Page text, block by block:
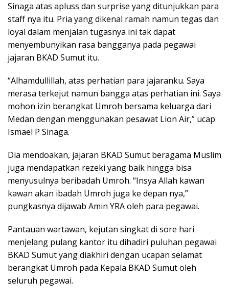
Sinaga atas apluss dan surprise yang ditunjukkan para
staff nya itu. Pria yang dikenal ramah namun tegas dan
loyal dalam menjalan tugasnya ini tak dapat
menyembunyikan rasa bangganya pada pegawai
jajaran BKAD Sumut itu.
“Alhamdullillah, atas perhatian para jajaranku. Saya
merasa terkejut namun bangga atas perhatian ini. Saya
mohon izin berangkat Umroh bersama keluarga dari
Medan dengan menggunakan pesawat Lion Air,” ucap
Ismael P Sinaga.
Dia mendoakan, jajaran BKAD Sumut beragama Muslim
juga mendapatkan rezeki yang baik hingga bisa
menyusulnya beribadah Umroh. “Insya Allah kawan
kawan akan ibadah Umroh juga ke depan nya,”
pungkasnya dijawab Amin YRA oleh para pegawai.
Pantauan wartawan, kejutan singkat di sore hari
menjelang pulang kantor itu dihadiri puluhan pegawai
BKAD Sumut yang diakhiri dengan ucapan selamat
berangkat Umroh pada Kepala BKAD Sumut oleh
seluruh pegawai.